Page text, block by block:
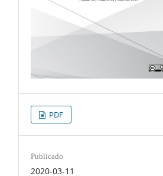
PDF
Publicado
2020-03-11